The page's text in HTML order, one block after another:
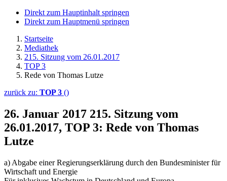
Direkt zum Hauptinhalt springen
Direkt zum Hauptmenü springen
Startseite
Mediathek
215. Sitzung vom 26.01.2017
TOP 3
Rede von Thomas Lutze
zurück zu: TOP 3 ()
26. Januar 2017 215. Sitzung vom
26.01.2017, TOP 3: Rede von Thomas
Lutze
a) Abgabe einer Regierungserklärung durch den Bundesminister für
Wirtschaft und Energie